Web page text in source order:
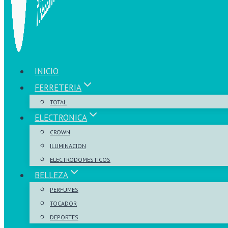
INICIO
FERRETERIA
TOTAL
ELECTRONICA
CROWN
ILUMINACION
ELECTRODOMESTICOS
BELLEZA
PERFUMES
TOCADOR
DEPORTES